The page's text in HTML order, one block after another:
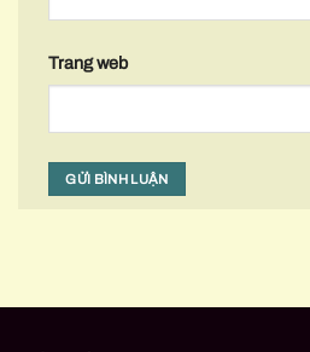
Trang web